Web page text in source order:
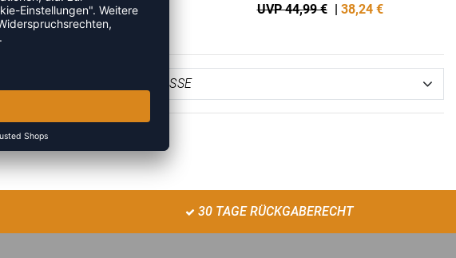
69,95 € |59,46 € UVP 44,99 € | 38,24 €
30 TAGE RÜCKGABERECHT